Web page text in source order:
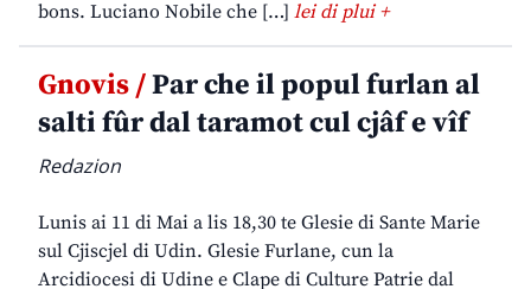
bons. Luciano Nobile che […] lei di plui +
Gnovis /Par che il popul furlan al
salti fûr dal taramot cul cjâf e vîf
Redazion
Lunis ai 11 di Mai a lis 18,30 te Glesie di Sante Marie
sul Cjiscjel di Udin. Glesie Furlane, cun la
Arcidiocesi di Udine e Clape di Culture Patrie dal